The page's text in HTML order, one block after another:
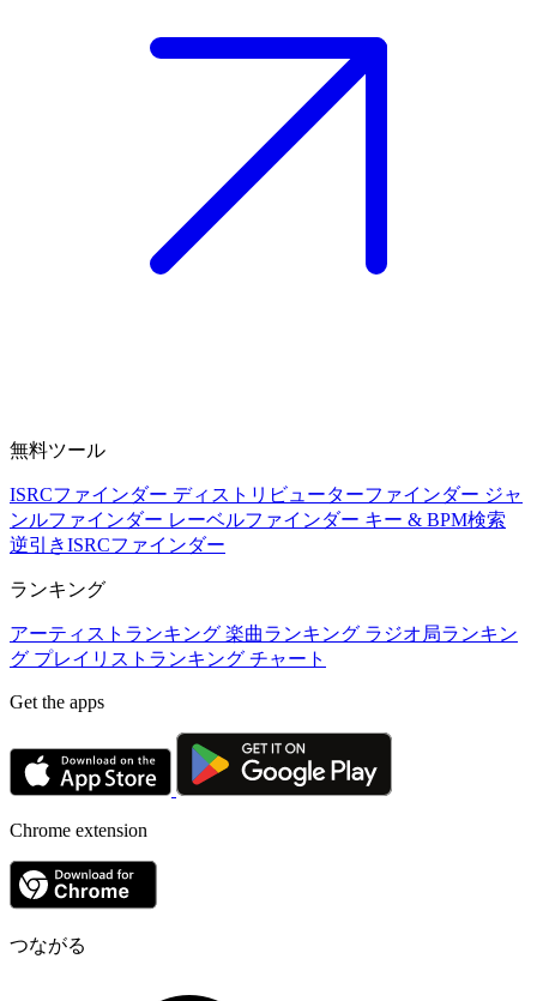
無料ツール
ISRCファインダー ディストリビューターファインダー ジャ
ンルファインダー レーベルファインダー キー & BPM検索
逆引きISRCファインダー
ランキング
アーティストランキング 楽曲ランキング ラジオ局ランキン
グ プレイリストランキング チャート
Get the apps
Chrome extension
つながる